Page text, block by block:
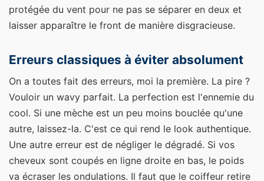
protégée du vent pour ne pas se séparer en deux et
laisser apparaître le front de manière disgracieuse.
Erreurs classiques à éviter absolument
On a toutes fait des erreurs, moi la première. La pire ?
Vouloir un wavy parfait. La perfection est l'ennemie du
cool. Si une mèche est un peu moins bouclée qu'une
autre, laissez-la. C'est ce qui rend le look authentique.
Une autre erreur est de négliger le dégradé. Si vos
cheveux sont coupés en ligne droite en bas, le poids
va écraser les ondulations. Il faut que le coiffeur retire